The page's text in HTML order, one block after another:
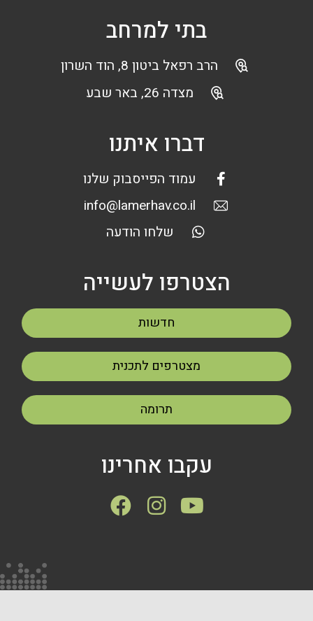
בתי למרחב
הרב רפאל ביטון 8, הוד השרון
מצדה 26, באר שבע
דברו איתנו
עמוד הפייסבוק שלנו
info@lamerhav.co.il
שלחו הודעה
הצטרפו לעשייה
חדשות
מצטרפים לתכנית
תרומה
עקבו אחרינו